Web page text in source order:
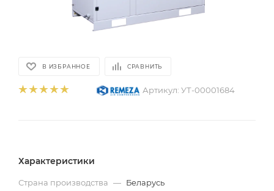
В ИЗБРАННОЕ СРАВНИТЬ
Артикул: УТ-00001684
Характеристики
Страна производства — Беларусь